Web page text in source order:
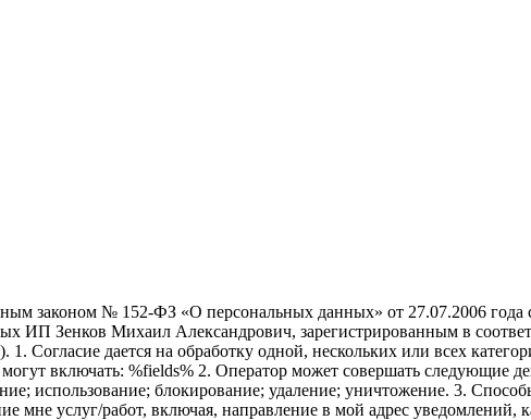
законом № 152-ФЗ «О персональных данных» от 27.07.2006 года
ИП Зенков Михаил Александрович, зарегистрированным в
Согласие дается на обработку одной, нескольких или всех
включать: %fields% 2. Оператор может совершать следующие
использование; блокирование; удаление; уничтожение. 3.
мне услуг/работ, включая, направление в мой адрес уведомлений,